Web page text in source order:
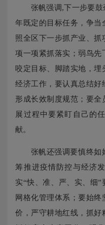
张帆强调,下一步要
年既定的目标任务，争
照全区下一步抓产业、
项一项紧抓落实；弱鸟
咬定目标、脚踏实地，
经济工作，要认真总结
形成长效制度规范；要
展过程中要紧盯自己的
献。
张帆还强调要慎终如
筹推进疫情防控与经济
实“快、准、严、实、细
网格化管理体系；要始
价，严守耕地红线，抓